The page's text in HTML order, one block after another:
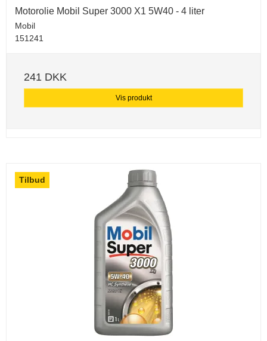
Motorolie Mobil Super 3000 X1 5W40 - 4 liter
Mobil
151241
241 DKK
Vis produkt
Tilbud